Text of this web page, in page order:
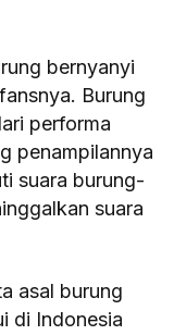
bernyanyi
Burung
performa
penampilannya
suara burung-
suara
asal burung
di Indonesia